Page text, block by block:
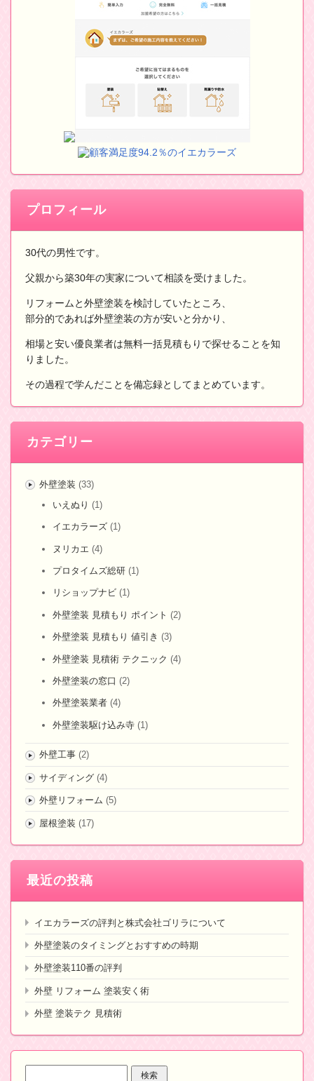
顧客満足度94.2％のイエカラーズ
プロフィール
30代の男性です。
父親から築30年の実家について相談を受けました。
リフォームと外壁塗装を検討していたところ、
部分的であれば外壁塗装の方が安いと分かり、
相場と安い優良業者は無料一括見積もりで探せることを知
りました。
その過程で学んだことを備忘録としてまとめています。
カテゴリー
外壁塗装 (33)
いえぬり (1)
イエカラーズ (1)
ヌリカエ (4)
プロタイムズ総研 (1)
リショップナビ (1)
外壁塗装 見積もり ポイント (2)
外壁塗装 見積もり 値引き (3)
外壁塗装 見積術 テクニック (4)
外壁塗装の窓口 (2)
外壁塗装業者 (4)
外壁塗装駆け込み寺 (1)
外壁工事(2)
サイディング(4)
外壁リフォーム (5)
屋根塗装 (17)
最近の投稿
イエカラーズの評判と株式会社ゴリラについて
外壁塗装のタイミングとおすすめの時期
外壁塗装110番の評判
外壁 リフォーム 塗装安く術
外壁 塗装テク 見積術